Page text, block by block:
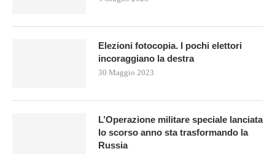
Elezioni fotocopia. I pochi elettori
incoraggiano la destra
30 Maggio 2023
L’Operazione militare speciale lanciata
lo scorso anno sta trasformando la
Russia